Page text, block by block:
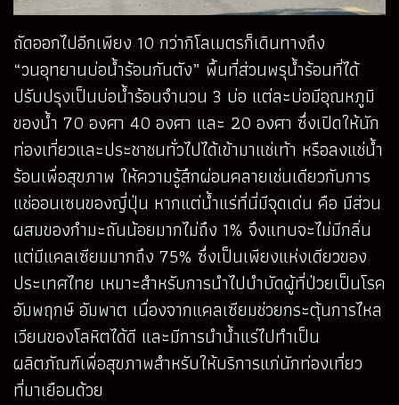
ถัดออกไปอีกเพียง 10 กว่ากิโลเมตรก็เดินทางถึง
“วนอุทยานบ่อน้ำร้อนกันตัง” พื้นที่ส่วนพรุน้ำร้อนที่ได้
ปรับปรุงเป็นบ่อน้ำร้อนจำนวน 3 บ่อ แต่ละบ่อมีอุณหภูมิ
ของน้ำ 70 องศา 40 องศา และ 20 องศา ซึ่งเปิดให้นัก
ท่องเที่ยวและประชาชนทั่วไปได้เข้ามาแช่เท้า หรือลงแช่น้ำ
ร้อนเพื่อสุขภาพ ให้ความรู้สึกผ่อนคลายเช่นเดียวกับการ
แช่ออนเซนของญี่ปุ่น หากแต่น้ำแร่ที่นี่มีจุดเด่น คือ มีส่วน
ผสมของกำมะถันน้อยมากไม่ถึง 1% จึงแทบจะไม่มีกลิ่น
แต่มีแคลเซียมมากถึง 75% ซึ่งเป็นเพียงแห่งเดียวของ
ประเทศไทย เหมาะสำหรับการนำไปบำบัดผู้ที่ป่วยเป็นโรค
อัมพฤกษ์ อัมพาต เนื่องจากแคลเซียมช่วยกระตุ้นการไหล
เวียนของโลหิตได้ดี และมีการนำน้ำแร่ไปทำเป็น
ผลิตภัณฑ์เพื่อสุขภาพสำหรับให้บริการแก่นักท่องเที่ยว
ที่มาเยือนด้วย